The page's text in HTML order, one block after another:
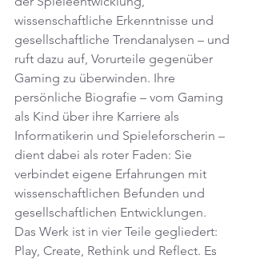
wissenschaftliche Erkenntnisse und
gesellschaftliche Trendanalysen – und
ruft dazu auf, Vorurteile gegenüber
Gaming zu überwinden. Ihre
persönliche Biografie – vom Gaming
als Kind über ihre Karriere als
Informatikerin und Spieleforscherin –
dient dabei als roter Faden: Sie
verbindet eigene Erfahrungen mit
wissenschaftlichen Befunden und
gesellschaftlichen Entwicklungen.
Das Werk ist in vier Teile gegliedert:
Play, Create, Rethink und Reflect. Es